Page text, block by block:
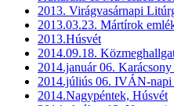
2013. Virágvasárnapi
2013.03.23. Mártírok
2013.Húsvét
2014.09.18.
2014.január 06. Karácsony
2014.júliús 06. IVÁN-napi
2014.Nagypéntek, Húsvét